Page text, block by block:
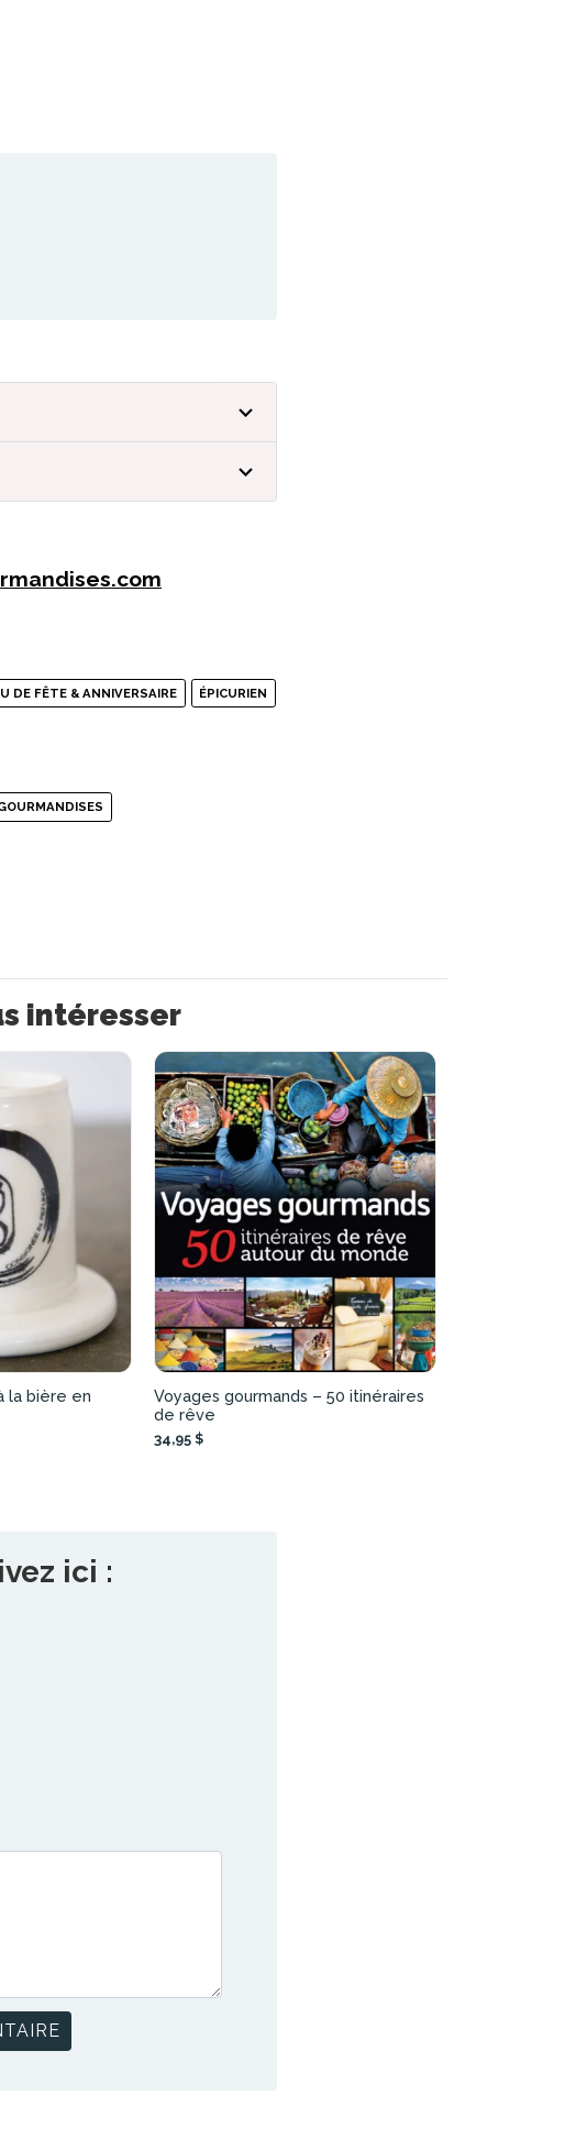
DE FÊTE & ANNIVERSAIRE ÉPICURIEN
intéresser
la bière en
Voyages gourmands – 50 itinéraires
de rêve
34,95 $
ici :